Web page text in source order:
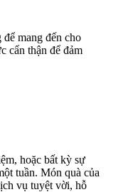
mang đến cho
cẩn thận để đảm
hoặc bất kỳ sự
tuần. Món quà của
vụ tuyệt vời, hỗ